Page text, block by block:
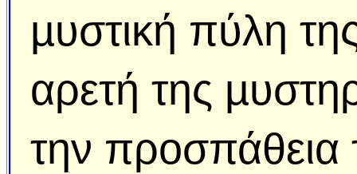
µυστική πύλη
αρετή της
την προσπάθεια